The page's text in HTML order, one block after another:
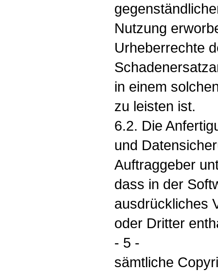
Nutzung
Urheberrechte
in einem
zu leisten ist.
6.2. Die
und
Auftraggeber
dass in der
ausdrückliches
oder Dritter
- 5 -
sämtliche